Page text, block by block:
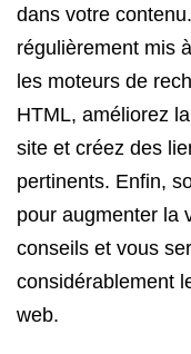
dans votre
régulièrement mis
les moteurs de
HTML, améliorez
site et créez des
pertinents. Enfin,
pour augmenter la
conseils et vous
considérablement
web.